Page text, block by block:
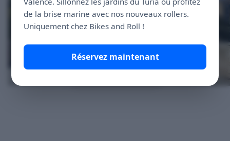
Vélos modernes, confortables et
sûrs pour la ville ou la route.
de la brise marine avec nos nouveaux rollers.
Uniquement chez Bikes and Roll !
Réservez maintenant